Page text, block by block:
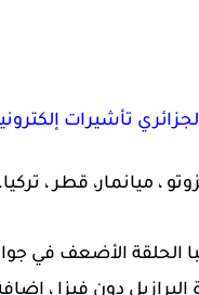
تأشيرات
، ميانمار، قطر ، تركيا.
الحلقة الأضعف في
دون فيزا ، اضافة